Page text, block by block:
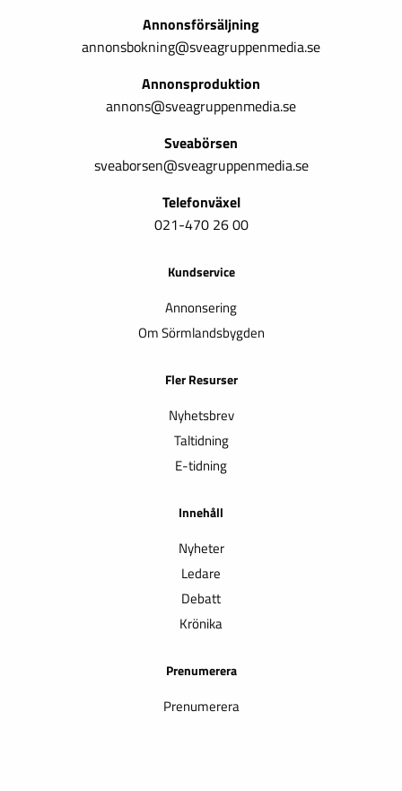
Annonsförsäljning
annonsbokning@sveagruppenmedia.se
Annonsproduktion
annons@sveagruppenmedia.se
Sveabörsen
sveaborsen@sveagruppenmedia.se
Telefonväxel
021-470 26 00
Kundservice
Annonsering
Om Sörmlandsbygden
Fler Resurser
Nyhetsbrev
Taltidning
E-tidning
Innehåll
Nyheter
Ledare
Debatt
Krönika
Prenumerera
Prenumerera